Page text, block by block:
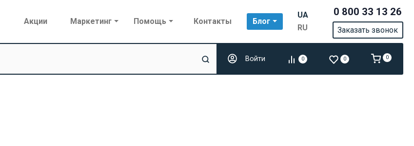
Акции Маркетинг Помощь Контакты Блог
UA
RU
0 800 33 13 26
Заказать звонок
Войти 0 0 0